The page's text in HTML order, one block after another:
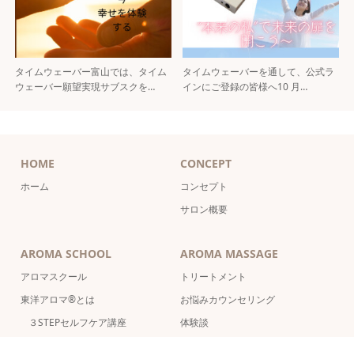
タイムウェーバー富山では、タイム
ウェーバー願望実現サブスクを…
タイムウェーバーを通して、公式ラ
インにご登録の皆様へ10 月…
HOME
ホーム
CONCEPT
コンセプト
サロン概要
AROMA SCHOOL
アロマスクール
東洋アロマ®とは
３STEPセルフケア講座
AROMA MASSAGE
トリートメント
お悩みカウンセリング
体験談